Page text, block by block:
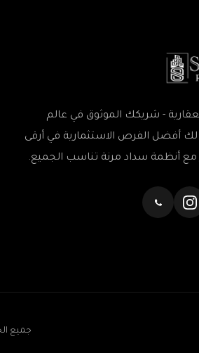
- شريكك الموثوق في عالم
لك أفضل الفرص الاستثمارية في أرقى
أنظمة سداد مرنة تناسب الجميع.
جميع